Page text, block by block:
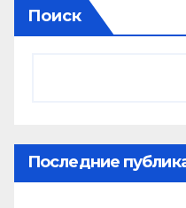
Поиск
Последние